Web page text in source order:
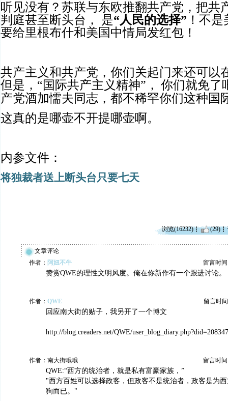
听见没有？苏联与东欧推翻共产党，把共
判庭甚至断头台， 是“人民的选择” ！不
要给里根布什和美国中情局发红包！
共产主义和共产党，你们关起门来还可以
但是，“国际共产主义精神”， 你们就免了
产党酒加懦夫同志，都不稀罕你们这种国
这真的是哪壶不开提哪壶啊。
内参文件：
将独裁者送上断头台只要七天
浏览(16232) (29)
文章评论
作者： 阿妞不牛 留言时间
赞赏QWE的理性文明风度。俺在你新作有一个跟进讨论。
作者： QWE 留言时
回应南大街的贴子，我另开了一个博文
http://blog.creaders.net/QWE/user_blog_diary.php?did=208347
作者：南大街哦哦 留言时间
QWE:“西方的统治者，就是私有富豪家族，”
"西方百姓可以选择政客，但政客不是统治者，政客是为
狗而已。"